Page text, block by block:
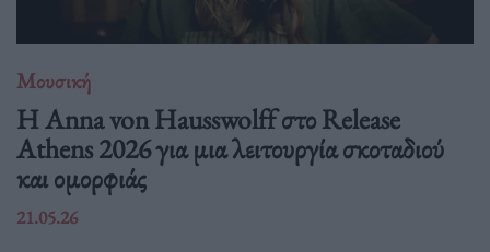
Μουσική
Η Anna von Hausswolff στο Release
Athens 2026 για μια λειτουργία σκοταδιού
και ομορφιάς
21.05.26